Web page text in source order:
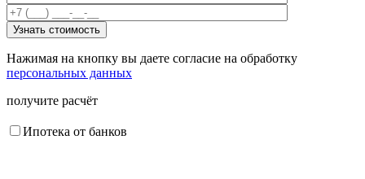
Нажимая на кнопку вы даете согласие на обработку
персональных данных
получите расчёт
Ипотека от банков